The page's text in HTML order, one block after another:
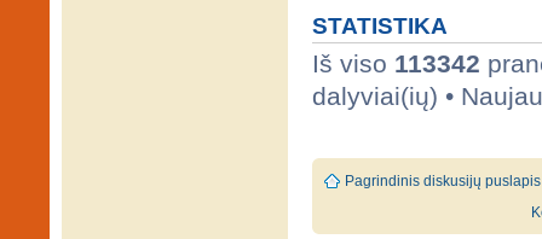
STATISTIKA
Iš viso 113342
dalyviai(ių) •
Pagrindinis diskusijų puslapis